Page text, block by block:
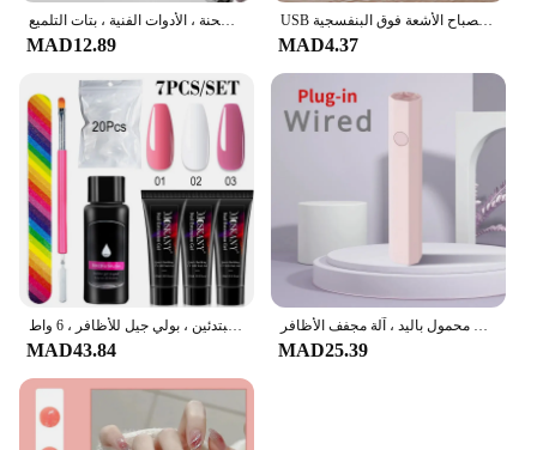
MAD12.89
USB شحن مصباح الأشعة فوق البنفسجية LED صغير ، هلام آلة علاج البولندية ، مجفف الأظافر ، 6 واط ، 80 سنتيمتر
MAD4.37
MAD43.84 MAD25.39